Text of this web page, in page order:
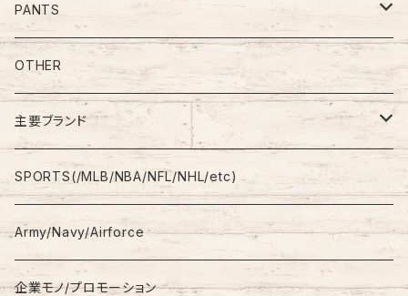
Tee
S/L Tee
Polo Shirt
Shirt
L/S
S/S
Sweatshirt
Hoodie
Fleece
PANTS
Jeans/Denim
Work Pants
Shorts
OTHER
主要ブランド
adidas
Champion
Carhartt
SPORTS(/MLB/NBA/NFL/NHL/etc)
Army/Navy/Airforce
企業モノ/プロモーション